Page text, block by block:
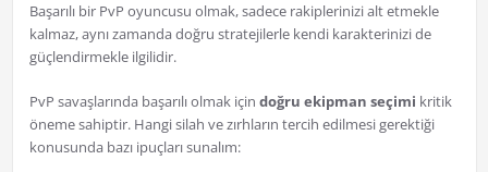
Başarılı bir PvP oyuncusu olmak, sadece rakiplerinizi alt etmekle
kalmaz, aynı zamanda doğru stratejilerle kendi karakterinizi de
güçlendirmekle ilgilidir.
PvP savaşlarında başarılı olmak için doğru ekipman seçimi kritik
öneme sahiptir. Hangi silah ve zırhların tercih edilmesi gerektiği
konusunda bazı ipuçları sunalım: